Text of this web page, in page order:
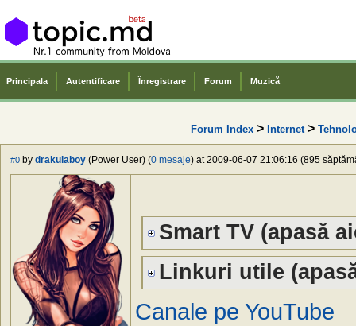
Principala Autentificare Înregistrare Forum Muzică
Forum Index> Internet>
#0 by drakulaboy (Power User) (0 mesaje) at 2009-06-07 21:06:16 (895
Smart TV (apasă
Linkuri utile
Canale pe YouTube